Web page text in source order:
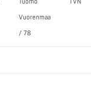
Tuomo
Vuorenmaa
/ 78
TVN